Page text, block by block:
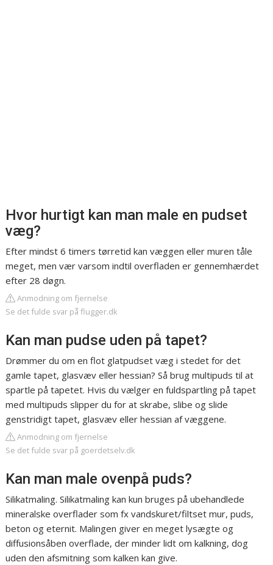
Hvor hurtigt kan man male en pudset
væg?
Efter mindst 6 timers tørretid kan væggen eller muren tåle
meget, men vær varsom indtil overfladen er gennemhærdet
efter 28 døgn.
Anmodning om fjernelse
Se det fulde svar på flugger.dk
Kan man pudse uden på tapet?
Drømmer du om en flot glatpudset væg i stedet for det
gamle tapet, glasvæv eller hessian? Så brug multipuds til at
spartle på tapetet. Hvis du vælger en fuldspartling på tapet
med multipuds slipper du for at skrabe, slibe og slide
genstridigt tapet, glasvæv eller hessian af væggene.
Anmodning om fjernelse
Se det fulde svar på goerdetselv.dk
Kan man male ovenpå puds?
Silikatmaling. Silikatmaling kan kun bruges på ubehandlede
mineralske overflader som fx vandskuret/filtset mur, puds,
beton og eternit. Malingen giver en meget lysægte og
diffusionsåben overflade, der minder lidt om kalkning, dog
uden den afsmitning som kalken kan give.